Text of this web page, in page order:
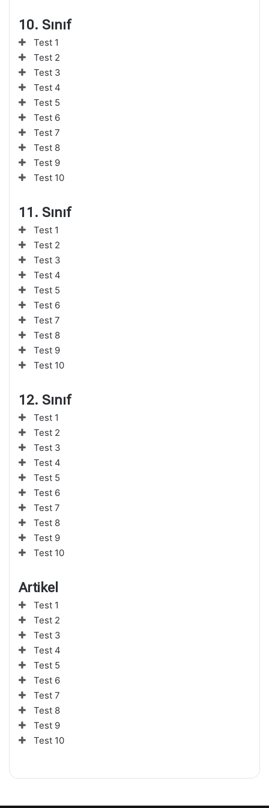
10. Sınıf
Test 1
Test 2
Test 3
Test 4
Test 5
Test 6
Test 7
Test 8
Test 9
Test 10
11. Sınıf
Test 1
Test 2
Test 3
Test 4
Test 5
Test 6
Test 7
Test 8
Test 9
Test 10
12. Sınıf
Test 1
Test 2
Test 3
Test 4
Test 5
Test 6
Test 7
Test 8
Test 9
Test 10
Artikel
Test 1
Test 2
Test 3
Test 4
Test 5
Test 6
Test 7
Test 8
Test 9
Test 10